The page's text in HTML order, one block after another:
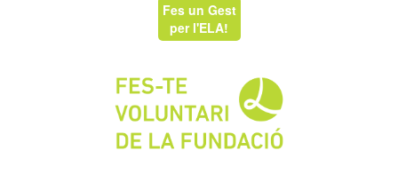
Fes un Gest
per l'ELA!